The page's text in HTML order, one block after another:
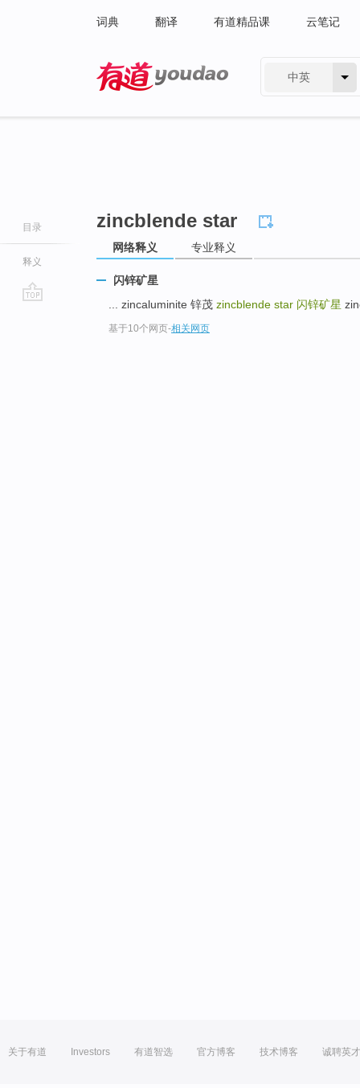
词典 翻译 有道精品课 云笔记
中英
目录
释义
zincblende star
网络释义 专业释义
闪锌矿星
... zincaluminite 锌茂 zincblende star 闪锌矿星
基于10个网页-相关网页
关于有道 Investors 有道智选 官方博客 技术博客 诚聘英才